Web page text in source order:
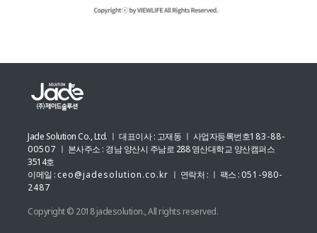
Jade Solution Co., Ltd. ㅣ 대표이사 : 고재동 ㅣ 사업자등록번호183-88-
00507 ㅣ 본사주소 : 경남 양산시 주남로 288 영산대학교 양산캠퍼스
3514호
이메일 : ceo@jadesolution.co.kr ㅣ 연락처 : ㅣ 팩스 :051-980-
2487
Copyright © 2018 jadesolution., All rights reserved.